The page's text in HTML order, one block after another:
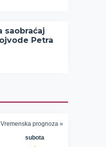
saobraćaj
Petra